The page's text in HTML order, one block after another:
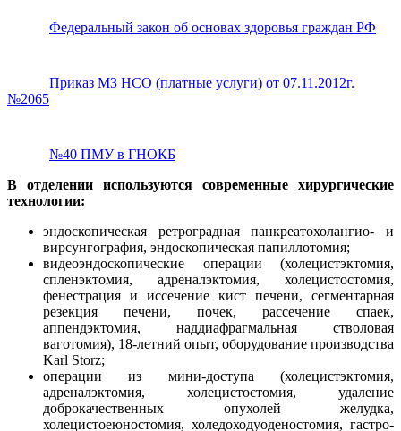
Федеральный закон об основах здоровья граждан РФ
Приказ МЗ НСО (платные услуги) от 07.11.2012г.
№2065
№40 ПМУ в ГНОКБ
В отделении используются современные хирургические
технологии:
эндоскопическая ретроградная панкреатохолангио- и
вирсунгография, эндоскопическая папиллотомия;
видеоэндоскопические операции (холецистэктомия,
спленэктомия, адреналэктомия, холецистостомия,
фенестрация и иссечение кист печени, сегментарная
резекция печени, почек, рассечение спаек,
аппендэктомия, наддиафрагмальная стволовая
ваготомия), 18-летний опыт, оборудование производства
Karl Storz;
операции из мини-доступа (холецистэктомия,
адреналэктомия, холецистостомия, удаление
доброкачественных опухолей желудка,
холецистоеюностомия, холедоходуоденостомия, гастро-